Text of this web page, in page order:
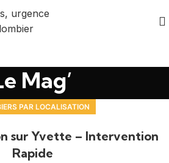
Mag’
PAR LOCALISATION
sur Yvette – Intervention
Rapide